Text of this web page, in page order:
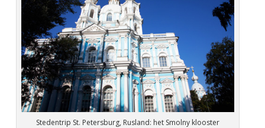
Stedentrip St. Petersburg, Rusland: het Smolny klooster